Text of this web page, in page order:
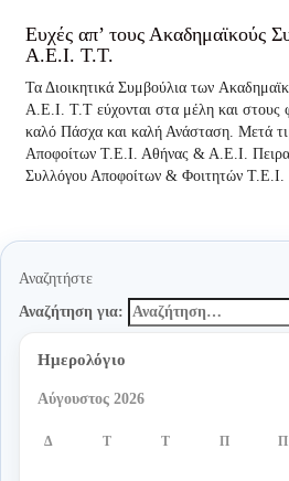
Ευχές απ’ τους Ακαδημαϊκούς
Α.Ε.Ι. Τ.Τ.
Τα Διοικητικά Συμβούλια των
Α.Ε.Ι. Τ.Τ εύχονται στα μέλη και στους
καλό Πάσχα και καλή Ανάσταση. Μετά
Αποφοίτων Τ.Ε.Ι. Αθήνας & Α.Ε.Ι.
Συλλόγου Αποφοίτων & Φοιτητών Τ.Ε.Ι.
Αναζητήστε
Αναζήτηση για:
Ημερολόγιο
Αύγουστος 2026
Δ Τ Τ Π Π